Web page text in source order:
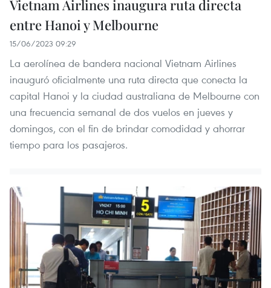
Vietnam Airlines inaugura ruta directa
entre Hanoi y Melbourne
15/06/2023 09:29
La aerolínea de bandera nacional Vietnam Airlines
inauguró oficialmente una ruta directa que conecta la
capital Hanoi y la ciudad australiana de Melbourne con
una frecuencia semanal de dos vuelos en jueves y
domingos, con el fin de brindar comodidad y ahorrar
tiempo para los pasajeros.